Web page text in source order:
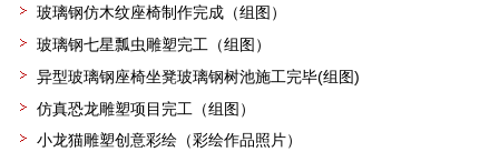
玻璃钢仿木纹座椅制作完成（组图）
玻璃钢七星瓢虫雕塑完工（组图）
异型玻璃钢座椅坐凳玻璃钢树池施工完毕(组图)
仿真恐龙雕塑项目完工（组图）
小龙猫雕塑创意彩绘（彩绘作品照片）